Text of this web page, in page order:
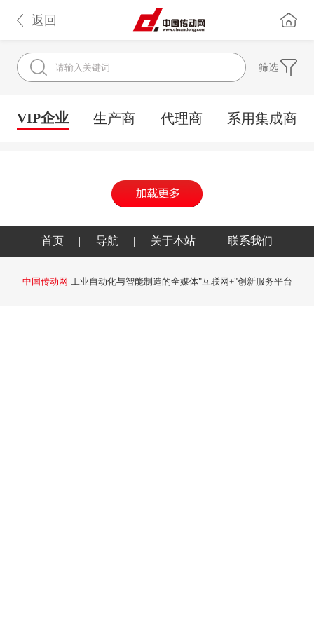
返回
筛选
VIP企业 生产商 代理商 系用集成商
首页 | 导航 | 关于本站 | 联系我们
中国传动网-工业自动化与智能制造的全媒体"互联网+"创新服务平台